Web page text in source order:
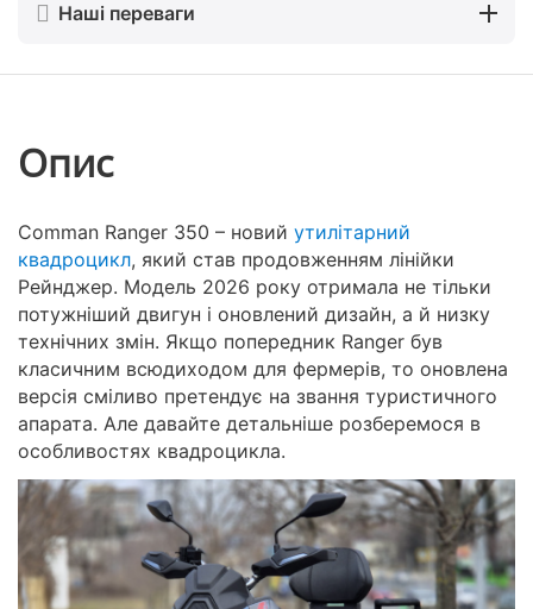
Наші переваги
Опис
Comman Ranger 350 – новий утилітарний
квадроцикл, який став продовженням лінійки
Рейнджер. Модель 2026 року отримала не тільки
потужніший двигун і оновлений дизайн, а й низку
технічних змін. Якщо попередник Ranger був
класичним всюдиходом для фермерів, то оновлена
версія сміливо претендує на звання туристичного
апарата. Але давайте детальніше розберемося в
особливостях квадроцикла.